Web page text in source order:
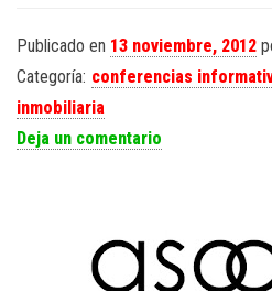
Publicado en 13 noviembre, 2012
Categoría: conferencias
inmobiliaria
Deja un comentario